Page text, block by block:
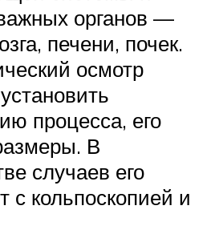
органов —
печени, почек.
осмотр
процесса, его
В
случаев его
с кольпоскопией и